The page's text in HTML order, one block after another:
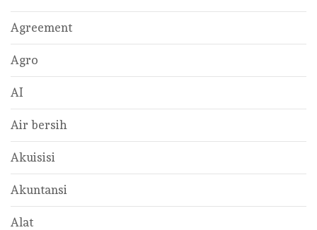
Agreement
Agro
AI
Air bersih
Akuisisi
Akuntansi
Alat